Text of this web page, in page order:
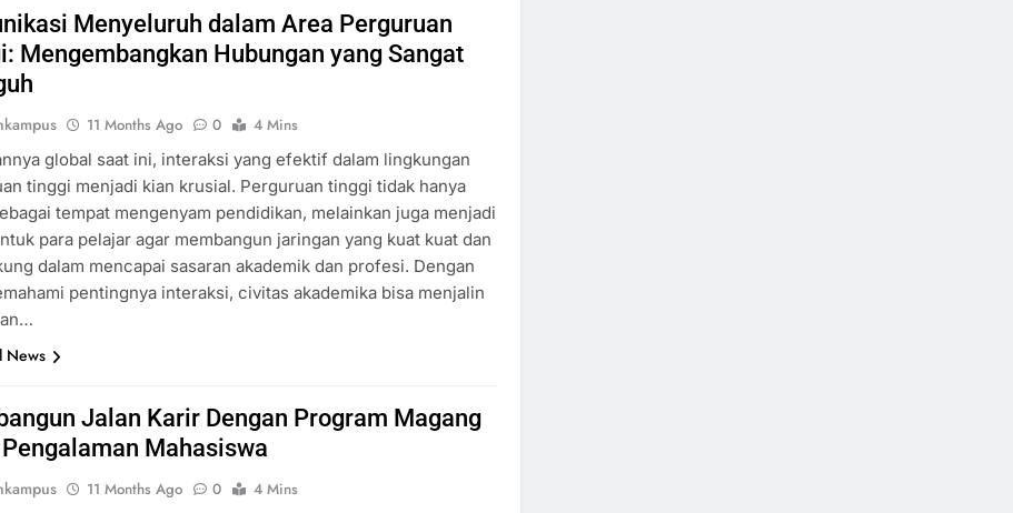
Menyeluruh dalam Area Perguruan
Mengembangkan Hubungan yang Sangat
11 Months Ago 0
4 Mins
global saat ini, interaksi yang efektif dalam lingkungan
tinggi menjadi kian krusial. Perguruan tinggi tidak hanya
tempat mengenyam pendidikan, melainkan juga menjadi
para pelajar agar membangun jaringan yang kuat kuat dan
dalam mencapai sasaran akademik dan profesi. Dengan
pentingnya interaksi, civitas akademika bisa menjalin
News
Jalan Karir Dengan Program Magang
Mahasiswa
11 Months Ago 0 4 Mins